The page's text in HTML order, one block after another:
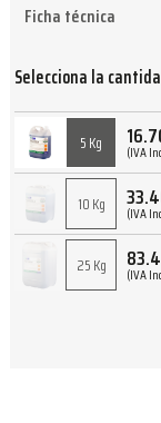
Selecciona la
5 Kg (IVA
10 Kg (IVA
25 Kg (IVA
Ficha técnica